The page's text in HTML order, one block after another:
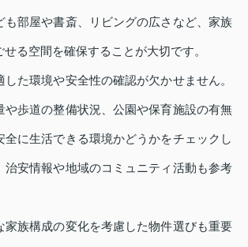
も部屋や書斎、リビングの広さなど、家族
る空間を確保することが大切です。
た環境や安全性の確認が欠かせません。
や歩道の整備状況、公園や保育施設の有無
全に生活できる環境かどうかをチェックし
治安情報や地域のコミュニティ活動も参考
家族構成の変化を考慮した物件選びも重要